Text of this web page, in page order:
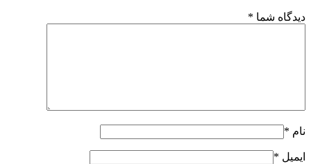
دیدگاه شما *
نام *
ایمیل *